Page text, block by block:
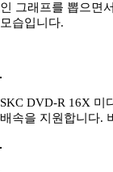
인 그래프를 뽑으면
모습입니다.
SKC DVD-R 16X 미
배속을 지원합니다.